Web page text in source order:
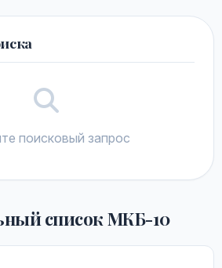
поисковый запрос
список МКБ-10